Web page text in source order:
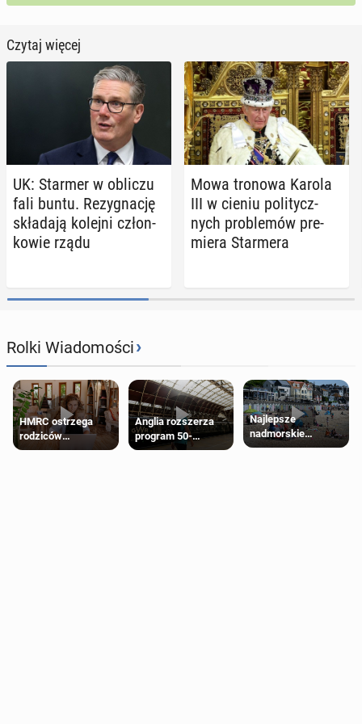
Czytaj więcej
UK: Starmer w obliczu
fali buntu. Re­zy­gna­cję
skła­da­ją kolejni człon­
ko­wie rządu
Mowa tronowa Karola
III w cieniu po­li­tycz­
nych pro­ble­mów pre­
mie­ra Star­me­ra
Rolki Wiadomości›
HMRC ostrzega
rodziców
pobierających Child
Anglia rozszerza
program 50-
procentowych
Najlepsze
nadmorskie
miasteczko blisko